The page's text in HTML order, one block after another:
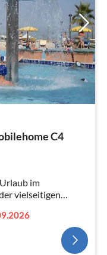
C4
im
vielseitigen
Pools und